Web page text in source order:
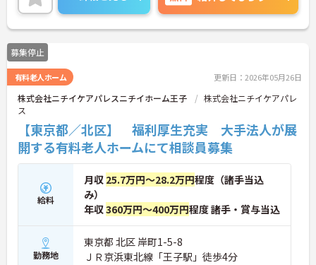
ご興味のある方はお気軽にお問い合わせ下さいま
せ。
募集停止
有料老人ホーム 更新日：2026年05月26日
株式会社ニチイケアパレスニチイホーム王子
株式会社ニチイケアパレ
ス
【東京都／北区】 福利厚生充実 大手法人が展
開する有料老人ホームにて相談員募集
給料
月収 25.7万円～28.2万円程度（諸手当込
み）
年収360万円～400万円程度 諸手・賞与当込
勤務地
東京都 北区 岸町1-5-8
ＪＲ京浜東北線「王子駅」徒歩4分